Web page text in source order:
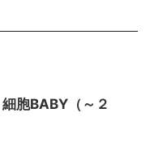
細胞BABY（～２